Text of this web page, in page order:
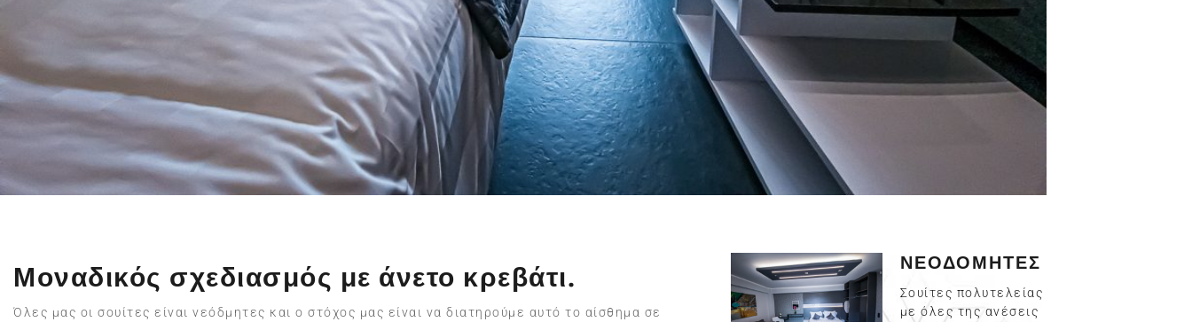
Μοναδικός σχεδιασμός με άνετο κρεβάτι.
Όλες μας οι σουίτες είναι νεόδμητες και ο στόχος μας είναι να διατηρούμε αυτό το αίσθημα σε
ΝΕΟΔΟΜΗΤΕΣ
Σουίτες πολυτελείας
με όλες της ανέσεις